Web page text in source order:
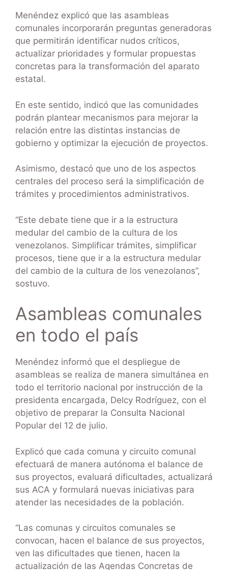
Menéndez explicó que las asambleas
comunales incorporarán preguntas generadoras
que permitirán identificar nudos críticos,
actualizar prioridades y formular propuestas
concretas para la transformación del aparato
estatal.
En este sentido, indicó que las comunidades
podrán plantear mecanismos para mejorar la
relación entre las distintas instancias de
gobierno y optimizar la ejecución de proyectos.
Asimismo, destacó que uno de los aspectos
centrales del proceso será la simplificación de
trámites y procedimientos administrativos.
“Este debate tiene que ir a la estructura
medular del cambio de la cultura de los
venezolanos. Simplificar trámites, simplificar
procesos, tiene que ir a la estructura medular
del cambio de la cultura de los venezolanos”,
sostuvo.
Asambleas comunales
en todo el país
Menéndez informó que el despliegue de
asambleas se realiza de manera simultánea en
todo el territorio nacional por instrucción de la
presidenta encargada, Delcy Rodríguez, con el
objetivo de preparar la Consulta Nacional
Popular del 12 de julio.
Explicó que cada comuna y circuito comunal
efectuará de manera autónoma el balance de
sus proyectos, evaluará dificultades, actualizará
sus ACA y formulará nuevas iniciativas para
atender las necesidades de la población.
“Las comunas y circuitos comunales se
convocan, hacen el balance de sus proyectos,
ven las dificultades que tienen, hacen la
actualización de las Agendas Concretas de